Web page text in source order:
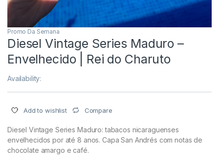
Promo Da Semana
Diesel Vintage Series Maduro –
Envelhecido | Rei do Charuto
Availability:
Add to wishlist Compare
Diesel Vintage Series Maduro: tabacos nicaraguenses
envelhecidos por até 8 anos. Capa San Andrés com notas de
chocolate amargo e café.